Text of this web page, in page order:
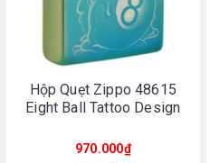
Hộp Quẹt Zippo 48615
Eight Ball Tattoo Design
970.000₫